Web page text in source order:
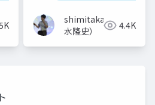
shimitaka（清
水隆史）
4.4K